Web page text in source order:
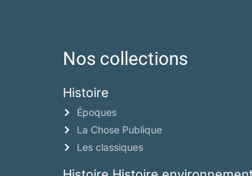
Nos collections
Histoire
Époques
La Chose Publique
Les classiques